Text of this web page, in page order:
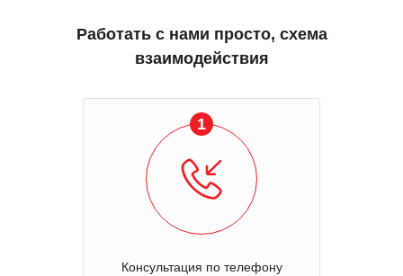
Работать с нами просто, схема
взаимодействия
1
Консультация по телефону